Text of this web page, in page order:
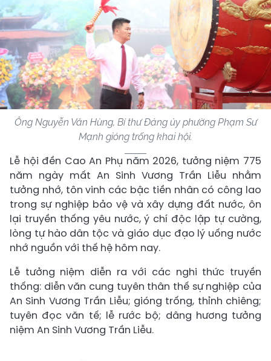
Ông Nguyễn Văn Hùng, Bí thư Đảng ủy phường Phạm Sư
Mạnh gióng trống khai hội.
Lễ hội đền Cao An Phụ năm 2026, tưởng niệm 775
năm ngày mất An Sinh Vương Trần Liễu nhằm
tưởng nhớ, tôn vinh các bậc tiền nhân có công lao
trong sự nghiệp bảo vệ và xây dựng đất nước, ôn
lại truyền thống yêu nước, ý chí độc lập tự cường,
lòng tự hào dân tộc và giáo dục đạo lý uống nước
nhớ nguồn với thế hệ hôm nay.
Lễ tưởng niệm diễn ra với các nghi thức truyền
thống: diễn văn cung tuyên thân thế sự nghiệp của
An Sinh Vương Trần Liễu; gióng trống, thỉnh chiêng;
tuyên đọc văn tế; lễ rước bộ; dâng hương tưởng
niệm An Sinh Vương Trần Liễu.